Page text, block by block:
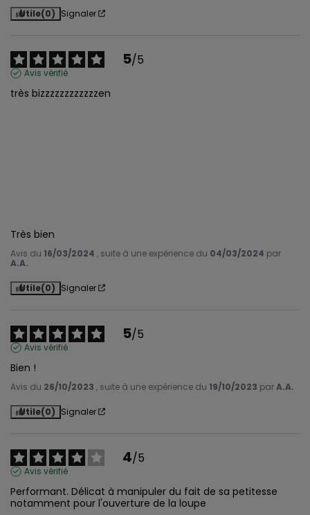
Utile(0) Signaler
5/5
Avis vérifié
très bizzzzzzzzzzzzen
Très bien
Avis du 16/03/2024 , suite à une expérience du 04/03/2024 par
A.A.
Utile(0) Signaler
5/5
Avis vérifié
Bien !
Avis du 26/10/2023 , suite à une expérience du 19/10/2023 parA.A.
Utile(0) Signaler
4/5
Avis vérifié
Performant. Délicat à manipuler du fait de sa petitesse
notamment pour l'ouverture de la loupe